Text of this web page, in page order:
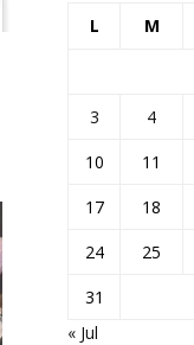
L M
3
4
10
11
17
18
24
25
31
« Jul